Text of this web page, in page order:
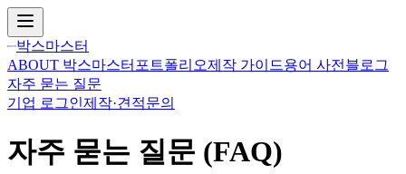
박스마스터
ABOUT 박스마스터 포트폴리오제작 가이드용어 사전 블로그
자주 묻는 질문
기업 로그인제작·견적문의
자주 묻는 질문 (FAQ)